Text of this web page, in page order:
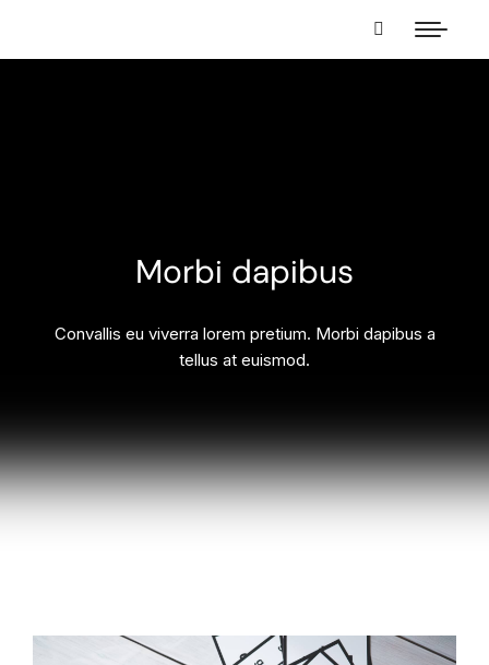
Morbi dapibus
Convallis eu viverra lorem pretium. Morbi dapibus a
tellus at euismod.